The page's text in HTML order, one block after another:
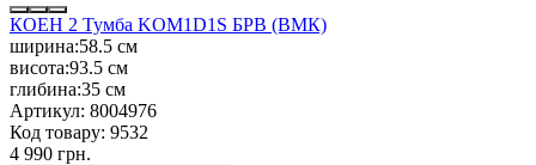
КОЕН 2 Тумба KOM1D1S БРВ (ВМК)
ширина:58.5 см
висота:93.5 см
глибина:35 см
Артикул: 8004976
Код товару: 9532
4 990 грн.